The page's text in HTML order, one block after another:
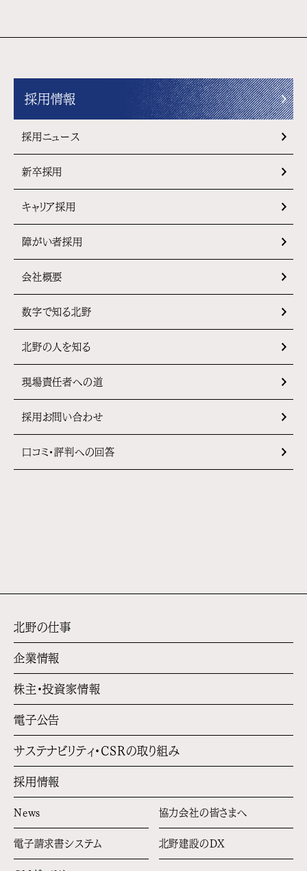
採用情報
採用ニュース
新卒採用
キャリア採用
障がい者採用
会社概要
数字で知る北野
北野の人を知る
現場責任者への道
採用お問い合わせ
口コミ・評判への回答
北野の仕事
企業情報
株主・投資家情報
電子公告
サステナビリティ・ CSRの取り組み
採用情報
News 協力会社の皆さまへ
電子請求書システム 北野建設のDX